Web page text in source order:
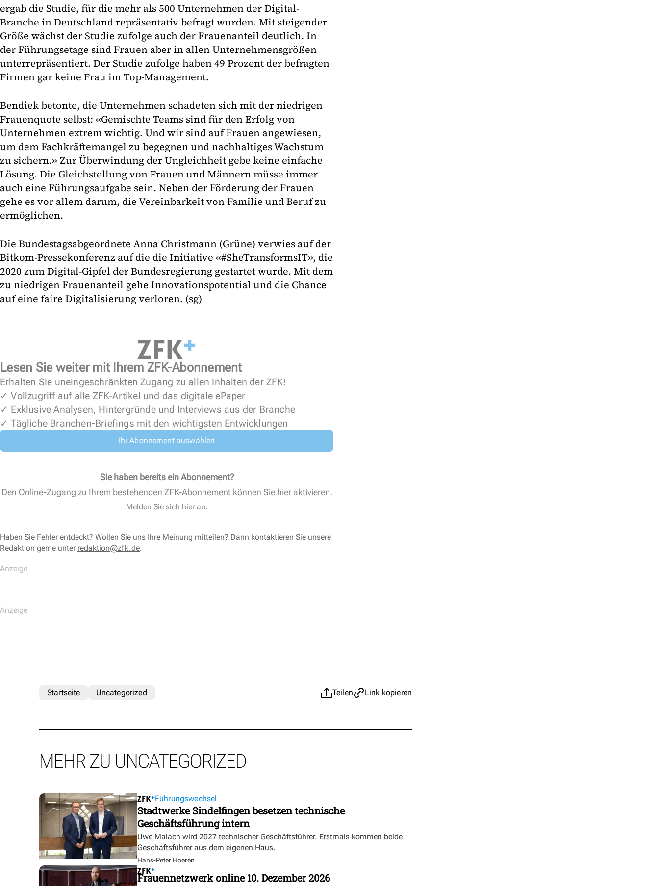
ergab die Studie, für die mehr als 500 Unternehmen der Digital-
Branche in Deutschland repräsentativ befragt wurden. Mit steigender
Größe wächst der Studie zufolge auch der Frauenanteil deutlich. In
der Führungsetage sind Frauen aber in allen Unternehmensgrößen
unterrepräsentiert. Der Studie zufolge haben 49 Prozent der befragten
Firmen gar keine Frau im Top-Management.
Bendiek betonte, die Unternehmen schadeten sich mit der niedrigen
Frauenquote selbst: «Gemischte Teams sind für den Erfolg von
Unternehmen extrem wichtig. Und wir sind auf Frauen angewiesen,
um dem Fachkräftemangel zu begegnen und nachhaltiges Wachstum
zu sichern.» Zur Überwindung der Ungleichheit gebe keine einfache
Lösung. Die Gleichstellung von Frauen und Männern müsse immer
auch eine Führungsaufgabe sein. Neben der Förderung der Frauen
gehe es vor allem darum, die Vereinbarkeit von Familie und Beruf zu
ermöglichen.
Die Bundestagsabgeordnete Anna Christmann (Grüne) verwies auf der
Bitkom-Pressekonferenz auf die die Initiative «#SheTransformsIT», die
2020 zum Digital-Gipfel der Bundesregierung gestartet wurde. Mit dem
zu niedrigen Frauenanteil gehe Innovationspotential und die Chance
auf eine faire Digitalisierung verloren. (sg)
Lesen Sie weiter mit Ihrem ZFK-Abonnement
Erhalten Sie uneingeschränkten Zugang zu allen Inhalten der ZFK!
✓ Vollzugriff auf alle ZFK-Artikel und das digitale ePaper
✓ Exklusive Analysen, Hintergründe und Interviews aus der Branche
✓ Tägliche Branchen-Briefings mit den wichtigsten Entwicklungen
Ihr Abonnement auswählen
Sie haben bereits ein Abonnement?
Den Online-Zugang zu Ihrem bestehenden ZFK-Abonnement können Sie hier aktivieren.
Melden Sie sich hier an.
Haben Sie Fehler entdeckt? Wollen Sie uns Ihre Meinung mitteilen? Dann kontaktieren Sie unsere
Redaktion gerne unter redaktion@zfk.de.
Teilen Link kopieren
Startseite Uncategorized
MEHR ZU UNCATEGORIZED
Führungswechsel
Stadtwerke Sindelfingen besetzen technische
Geschäftsführung intern
Uwe Malach wird 2027 technischer Geschäftsführer. Erstmals kommen beide
Geschäftsführer aus dem eigenen Haus.
Hans-Peter Hoeren
Frauennetzwerk online 10. Dezember 2026